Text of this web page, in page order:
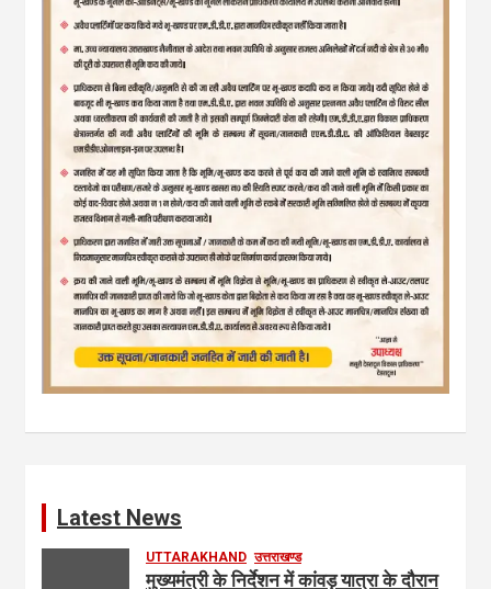
Latest News
UTTARAKHAND उत्तराखण्ड
मुख्यमंत्री के निर्देशन में कांवड़ यात्रा के दौरान